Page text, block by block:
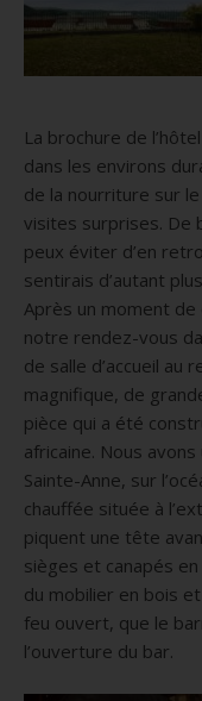
La brochure de
dans les environs
de la nourriture sur
visites surprises. De
peux éviter d’en
sentirais d’autant
Après un moment
notre rendez-vous
de salle d’accueil au
magnifique, de
pièce qui a été
africaine. Nous
Sainte-Anne, sur
chauffée située à
piquent une tête
sièges et canapés
du mobilier en bois
feu ouvert, que le
l’ouverture du bar.